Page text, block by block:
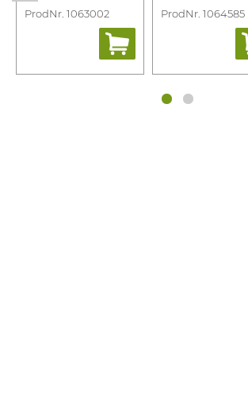
ProdNr. 1063002 ProdNr. 1064585